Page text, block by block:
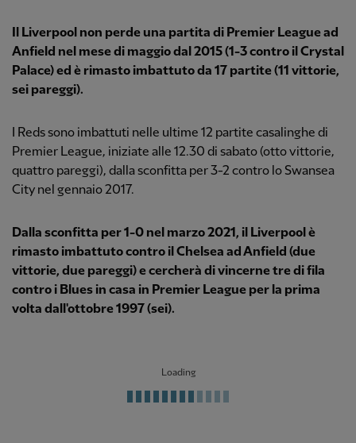
Il Liverpool non perde una partita di Premier League ad
Anfield nel mese di maggio dal 2015 (1-3 contro il Crystal
Palace) ed è rimasto imbattuto da 17 partite (11 vittorie,
sei pareggi).
I Reds sono imbattuti nelle ultime 12 partite casalinghe di
Premier League, iniziate alle 12.30 di sabato (otto vittorie,
quattro pareggi), dalla sconfitta per 3-2 contro lo Swansea
City nel gennaio 2017.
Dalla sconfitta per 1-0 nel marzo 2021, il Liverpool è
rimasto imbattuto contro il Chelsea ad Anfield (due
vittorie, due pareggi) e cercherà di vincerne tre di fila
contro i Blues in casa in Premier League per la prima
volta dall'ottobre 1997 (sei).
Loading